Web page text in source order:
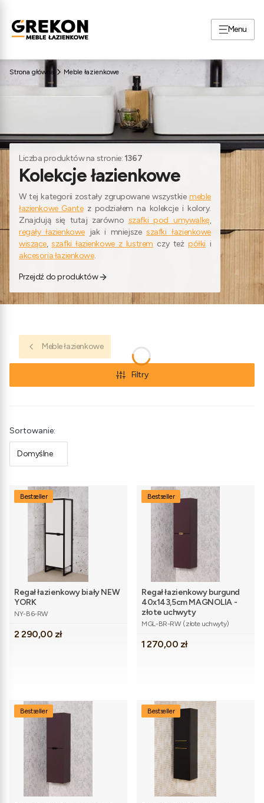
Menu
Strona główna Meble łazienkowe
Liczba produktów na stronie: 1367
Kolekcje łazienkowe
W tej kategorii zostały zgrupowane wszystkiemeble
łazienkowe Gantez podziałem na kolekcje i kolory.
Znajdują się tutaj zarówno szafki pod umywalkę,
regały łazienkowejak i mniejszeszafki łazienkowe
wiszące,szafki łazienkowe z lustrem czy teżpółkii
akcesoria łazienkowe.
Przejdź do produktów
Meble łazienkowe
Filtry
Lista produktów
Sortowanie:
Domyślne
Bestseller
Regał łazienkowy biały NEW
YORK
Kod produktu
NY-B6-RW
Cena
2 290,00 zł
Bestseller
Regał łazienkowy burgund
40x143,5cm MAGNOLIA -
złote uchwyty
Kod produktu
MGL-BR-RW (złote uchwyty)
Cena
1 270,00 zł
Bestseller Bestseller